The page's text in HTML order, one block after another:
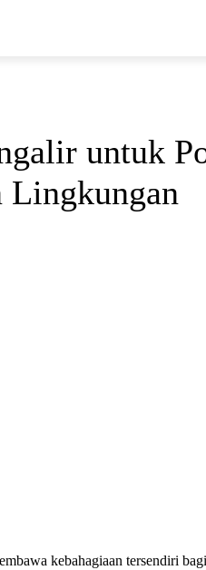
untuk
Lingkungan
kebahagiaan tersendiri